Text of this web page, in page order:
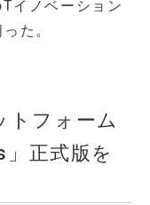
イノベーション
た。
フォーム
正式版を